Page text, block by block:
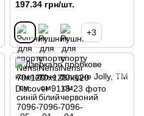
197.34 грн/шт.
+3